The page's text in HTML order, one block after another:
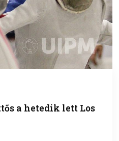
a hetedik lett Los